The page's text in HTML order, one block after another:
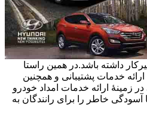
داشته باشد.در همین راستا
خدمات پشتیبانی و همچنین
ارائه خدمات امداد خودرو
خاطر را برای رانندگان به